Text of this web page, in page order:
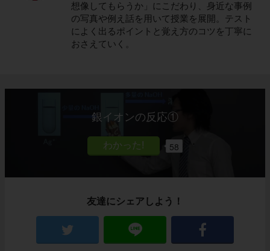
想像してもらうか」にこだわり、身近な事例
の写真や例え話を用いて授業を展開。テスト
によく出るポイントと覚え方のコツを丁寧に
おさえていく。
銀イオンの反応①
58
友達にシェアしよう！